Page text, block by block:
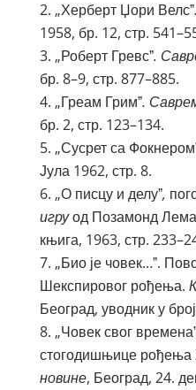
„Херберт Џори Велсˮ
1958, бр. 12, стр.
„Роберт Гревсˮ.
бр. 8–9, стр. 877–885.
„Греам Гримˮ.
бр. 2, стр. 123–134.
„Сусрет са
Јула 1962, стр. 8.
„О писцу и делуˮ,
игруод Позамонд
књига, 1963, стр.
„Био је човек…ˮ.
Шекспировог рођења.
Београд, уводник у
„Човек свог
стогодишњице рођења
новине, Београд, 24.